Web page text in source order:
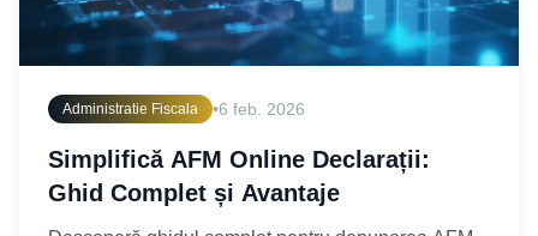
Administratie Fiscala •6 feb. 2026
Simplifică AFM Online Declarații:
Ghid Complet și Avantaje